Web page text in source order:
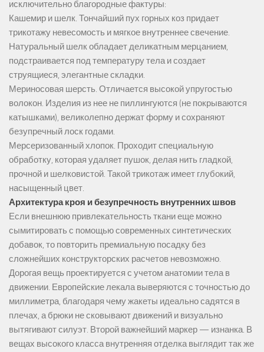
исключительно благородные фактуры:
Кашемир и шелк. Тончайший пух горных коз придает
трикотажу невесомость и мягкое внутреннее свечение.
Натуральный шелк обладает деликатным мерцанием,
подстраивается под температуру тела и создает
струящиеся, элегантные складки.
Мериносовая шерсть. Отличается высокой упругостью
волокон. Изделия из нее не пиллингуются (не покрываются
катышками), великолепно держат форму и сохраняют
безупречный лоск годами.
Мерсеризованный хлопок. Проходит специальную
обработку, которая удаляет пушок, делая нить гладкой,
прочной и шелковистой. Такой трикотаж имеет глубокий,
насыщенный цвет.
Архитектура кроя и безупречность внутренних швов
Если внешнюю привлекательность ткани еще можно
сымитировать с помощью современных синтетических
добавок, то повторить премиальную посадку без
сложнейших конструкторских расчетов невозможно.
Дорогая вещь проектируется с учетом анатомии тела в
движении. Европейские лекала выверяются с точностью до
миллиметра, благодаря чему жакеты идеально садятся в
плечах, а брюки не сковывают движений и визуально
вытягивают силуэт. Второй важнейший маркер — изнанка. В
вещах высокого класса внутренняя отделка выглядит так же